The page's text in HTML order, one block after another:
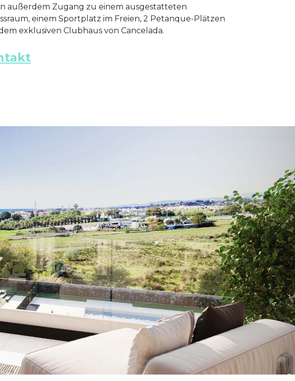
außerdem Zugang zu einem ausgestatteten
einem Sportplatz im Freien, 2 Petanque-Plätzen
exklusiven Clubhaus von Cancelada.